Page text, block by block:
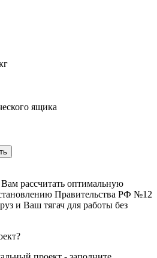
ящика
рассчитать оптимальную
Правительства РФ №12
и Ваш тягач для работы без